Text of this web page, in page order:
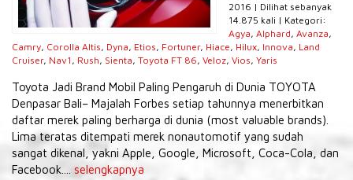
2016 | Dilihat sebanyak
14.875 kali | Kategori:
Agya, Alphard, Avanza,
Camry, Corolla Altis, Dyna, Etios, Fortuner, Hiace, Hilux, Innova, Land
Cruiser, Nav1 , Rush, Sienta, Toyota FT 86, Veloz, Vios, Yaris
Toyota Jadi Brand Mobil Paling Pengaruh di Dunia TOYOTA
Denpasar Bali– Majalah Forbes setiap tahunnya menerbitkan
daftar merek paling berharga di dunia (most valuable brands).
Lima teratas ditempati merek nonautomotif yang sudah
sangat dikenal, yakni Apple, Google, Microsoft, Coca-Cola, dan
Facebook.... selengkapnya